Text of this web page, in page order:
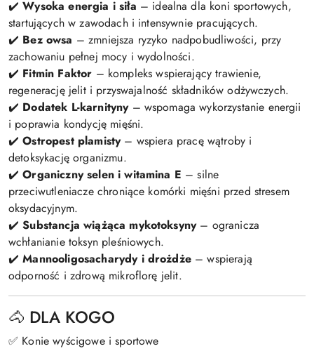
✔️Wysoka energia i siła – idealna dla koni sportowych,
startujących w zawodach i intensywnie pracujących.
✔️ Bez owsa – zmniejsza ryzyko nadpobudliwości, przy
zachowaniu pełnej mocy i wydolności.
✔️ Fitmin Faktor – kompleks wspierający trawienie,
regenerację jelit i przyswajalność składników odżywczych.
✔️ Dodatek L-karnityny– wspomaga wykorzystanie energii
i poprawia kondycję mięśni.
✔️Ostropest plamisty– wspiera pracę wątroby i
detoksykację organizmu.
✔️Organiczny selen i witamina E – silne
przeciwutleniacze chroniące komórki mięśni przed stresem
oksydacyjnym.
✔️Substancja wiążąca mykotoksyny– ogranicza
wchłanianie toksyn pleśniowych.
✔️Mannooligosacharydy i drożdże– wspierają
odporność i zdrową mikroflorę jelit.
🐴 DLA KOGO
✅ Konie wyścigowe i sportowe